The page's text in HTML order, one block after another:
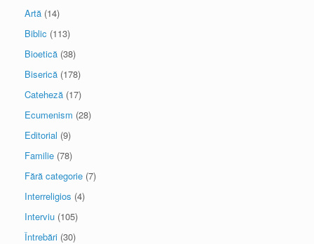
Artă (14)
Biblic (113)
Bioetică (38)
Biserică (178)
Cateheză (17)
Ecumenism (28)
Editorial (9)
Familie (78)
Fără categorie (7)
Interreligios (4)
Interviu (105)
Întrebări (30)